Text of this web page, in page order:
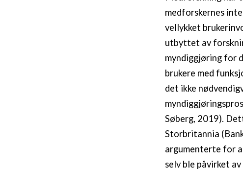
medforskernes
vellykket
utbyttet av
myndiggjøring for
brukere med
det ikke
Søberg, 2019).
Storbritannia
argumenterte for
selv ble påvirket